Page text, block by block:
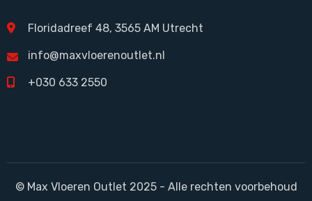
Floridadreef 48, 3565 AM Utrecht
info@maxvloerenoutlet.nl
+030 633 2550
© Max Vloeren Outlet 2025 - Alle rechten voorbehoud